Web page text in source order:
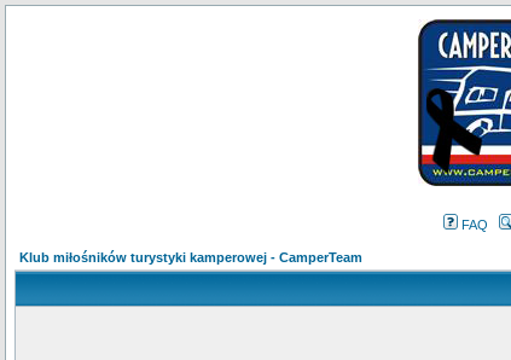
FAQ
Klub miłośników turystyki kamperowej - CamperTeam